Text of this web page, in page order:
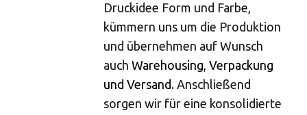
Druckidee Form und Farbe,
kümmern uns um die Produktion
und übernehmen auf Wunsch
auch Warehousing, Verpackung
und Versand. Anschließend
sorgen wir für eine konsolidierte
×
Land auswählen
×
Öffnungszeiten